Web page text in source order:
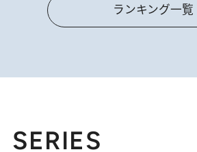
ランキング一覧
SERIES